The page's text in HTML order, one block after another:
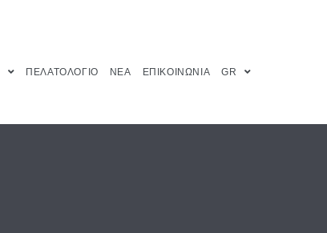
ΠΕΛΑΤΟΛΟΓΙΟ ΝΕΑ ΕΠΙΚΟΙΝΩΝΙΑ GR